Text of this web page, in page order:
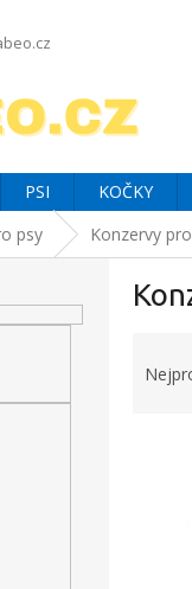
PSI KOČKY
psy Konzervy